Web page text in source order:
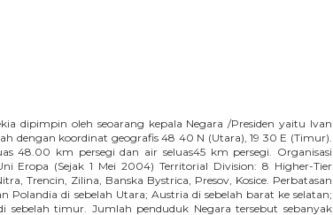
dipimpin oleh seoarang kepala Negara /Presiden yaitu Ivan
dengan koordinat geografis 48 40 N (Utara), 19 30 E (Timur).
48.00 km persegi dan air seluas45 km persegi. Organisasi
Eropa (Sejak 1 Mei 2004) Territorial Division: 8 Higher-Tier
Trencin, Zilina, Banska Bystrica, Presov, Kosice. Perbatasan
Polandia di sebelah Utara; Austria di sebelah barat ke selatan;
sebelah timur. Jumlah penduduk Negara tersebut sebanyak